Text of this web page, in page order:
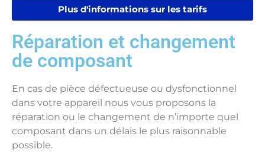
Plus d'informations sur les tarifs
Réparation et changement
de composant
En cas de pièce défectueuse ou dysfonctionnel
dans votre appareil nous vous proposons la
réparation ou le changement de n’importe quel
composant dans un délais le plus raisonnable
possible.